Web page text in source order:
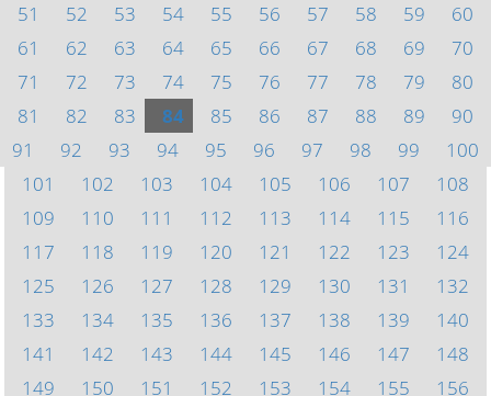
51
52 53 54 55 56 57 58 59
60
61
62 63 64 65 66 67 68 69
70
71
72 73 74 75 76 77 78 79
80
81
82 83 84 85 86 87 88 89
90
91
92 93 94 95 96 97 98 99
100
101
102 103 104 105 106 107
108
109
110 111 112 113 114 115
116
117
118 119 120 121 122 123
124
125
126 127 128 129 130 131
132
133
134 135 136 137 138 139
140
141
142 143 144 145 146 147
148
149
150 151 152 153 154 155
156